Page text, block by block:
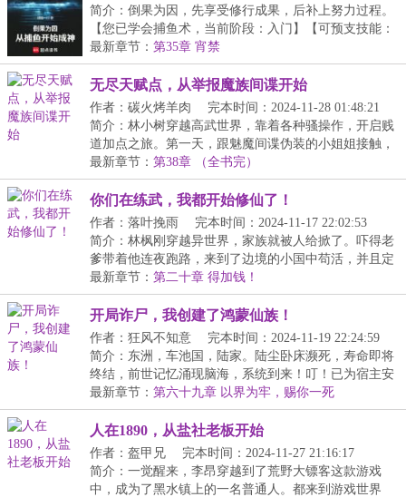
简介：倒果为因，先享受修行成果，后补上努力过程。
【您已学会捕鱼术，当前阶段：入门】【可预支技能：
捕...
最新章节： 第35章 宵禁
无尽天赋点，从举报魔族间谍开始
作者：碳火烤羊肉
完本时间：2024-11-28 01:48:21
简介：林小树穿越高武世界，靠着各种骚操作，开启贱
道加点之旅。第一天，跟魅魔间谍伪装的小姐姐接触，
反...
最新章节： 第38章 （全书完）
你们在练武，我都开始修仙了！
作者：落叶挽雨
完本时间：2024-11-17 22:02:53
简介：林枫刚穿越异世界，家族就被人给掀了。吓得老
爹带着他连夜跑路，来到了边境的小国中苟活，并且定
下...
最新章节： 第二十章 得加钱！
开局诈尸，我创建了鸿蒙仙族！
作者：狂风不知意
完本时间：2024-11-19 22:24:59
简介：东洲，车池国，陆家。陆尘卧床濒死，寿命即将
终结，前世记忆涌现脑海，系统到来！叮！已为宿主安
装...
最新章节： 第六十九章 以界为牢，赐你一死
人在1890，从盐社老板开始
作者：盔甲兄
完本时间：2024-11-27 21:16:17
简介：一觉醒来，李昂穿越到了荒野大镖客这款游戏
中，成为了黑水镇上的一名普通人。都来到游戏世界